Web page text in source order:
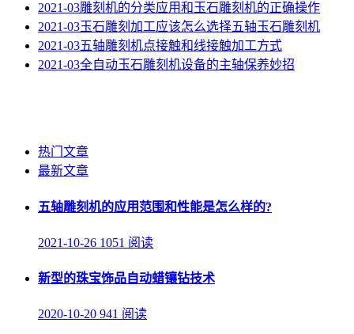
2021-03雕刻机的分类应用和玉石雕刻机的正确操作
2021-03玉石雕刻加工应该怎么选择五轴玉石雕刻机
2021-03五轴雕刻机点接触和线接触加工方式
2021-03全自动玉石雕刻机设备的主轴保养妙招
热门文章
最新文章
五轴雕刻机的应用范围和性能是怎么样的?
2021-10-26 1051 阅读
新型的珠宝饰品自动蜡镶钻技术
2020-10-20 941 阅读